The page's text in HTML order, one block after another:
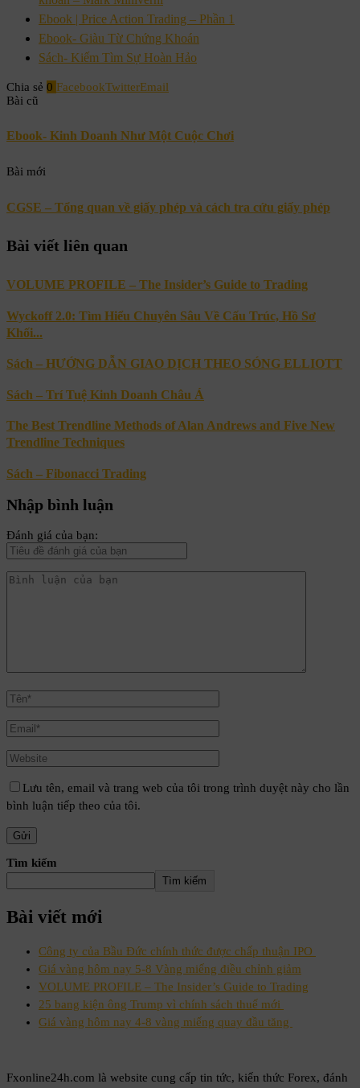
Ebook | Price Action Trading – Phần 1
Ebook- Giàu Từ Chứng Khoán
Sách- Kiếm Tìm Sự Hoàn Hảo
Chia sẻ 0 FacebookTwitterEmail
Bài cũ
Ebook- Kinh Doanh Như Một Cuộc Chơi
Bài mới
CGSE – Tổng quan về giấy phép và cách tra cứu giấy phép
Bài viết liên quan
VOLUME PROFILE – The Insider’s Guide to Trading
Wyckoff 2.0: Tìm Hiểu Chuyên Sâu Về Cấu Trúc, Hồ Sơ
Khối...
Sách – HƯỚNG DẪN GIAO DỊCH THEO SÓNG ELLIOTT
Sách – Trí Tuệ Kinh Doanh Châu Á
The Best Trendline Methods of Alan Andrews and Five New
Trendline Techniques
Sách – Fibonacci Trading
Nhập bình luận
Đánh giá của bạn:
Lưu tên, email và trang web của tôi trong trình duyệt này cho lần
bình luận tiếp theo của tôi.
Tìm kiếm
Tìm kiếm
Bài viết mới
Công ty của Bầu Đức chính thức được chấp thuận IPO
Giá vàng hôm nay 5-8 Vàng miếng điều chỉnh giảm
VOLUME PROFILE – The Insider’s Guide to Trading
25 bang kiện ông Trump vì chính sách thuế mới
Giá vàng hôm nay 4-8 vàng miếng quay đầu tăng
Fxonline24h.com là website cung cấp tin tức, kiến thức Forex, đánh